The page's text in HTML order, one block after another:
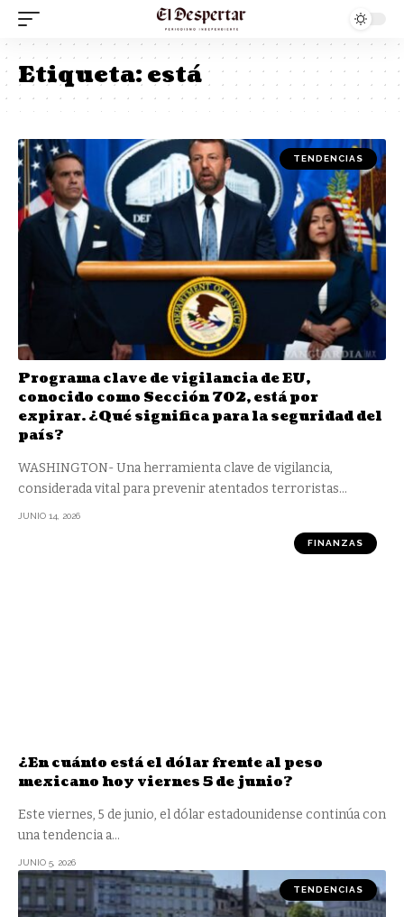
Etiqueta:está
TENDENCIAS
Programa clave de vigilancia de EU,
conocido como Sección 702, está por
expirar. ¿Qué significa para la seguridad del
país?
WASHINGTON- Una herramienta clave de vigilancia,
considerada vital para prevenir atentados terroristas…
JUNIO 14, 2026
FINANZAS
¿En cuánto está el dólar frente al peso
mexicano hoy viernes 5 de junio?
Este viernes, 5 de junio, el dólar estadounidense continúa con
una tendencia a…
JUNIO 5, 2026
TENDENCIAS